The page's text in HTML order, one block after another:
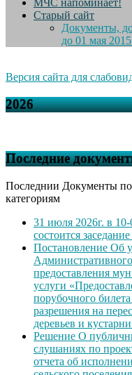
МЧС напоминает!
Старый сайт
Документы,
до 01 мая
Версия сайта для
2026
Последние
Последнии Документы
категориям
31 июля 2026г. в 10-
состоится
Постановление Об
предоставления
услуги
порубочного
разрешения на
деревьев и
Решение О
слушаниях по
отчета об